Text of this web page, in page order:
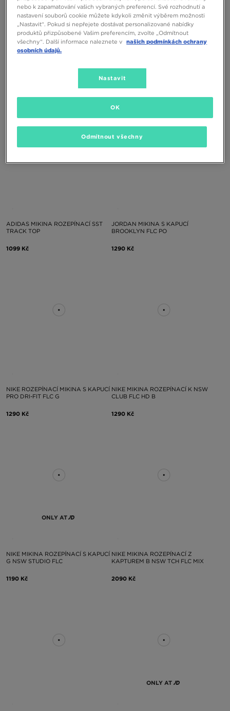
ONLY AT
ADIDAS MIKINA ROZEPÍNACÍ SST
TRACK TOP
1099 Kč
JORDAN MIKINA S KAPUCÍ
BROOKLYN FLC PO
1290 Kč
NIKE ROZEPÍNACÍ MIKINA S KAPUCÍ
PRO DRI-FIT FLC G
1290 Kč
NIKE MIKINA ROZEPÍNACÍ K NSW
CLUB FLC HD B
1290 Kč
ONLY AT
NIKE MIKINA ROZEPÍNACÍ S KAPUCÍ
G NSW STUDIO FLC
1190 Kč
NIKE MIKINA ROZEPÍNACÍ Z
KAPTUREM B NSW TCH FLC MIX
2090 Kč
ONLY AT
nebo k zapamatování vašich vybraných preferencí. Své rozhodnutí a
nastavení souborů cookie můžete kdykoli změnit výběrem možnosti
„Nastavit“. Pokud si nepřejete dostávat personalizované nabídky
produktů přizpůsobené Vašim preferencím, zvolte „Odmítnout
všechny“. Další informace naleznete v našich podmínkách ochrany
osobních údajů.
Nastavit
Odmítnout všechny
OK